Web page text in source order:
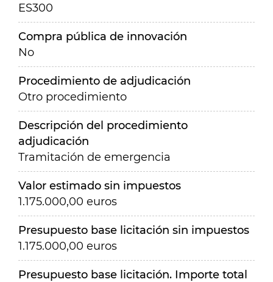
ES300
Compra pública de innovación
No
Procedimiento de adjudicación
Otro procedimiento
Descripción del procedimiento
adjudicación
Tramitación de emergencia
Valor estimado sin impuestos
1.175.000,00 euros
Presupuesto base licitación sin impuestos
1.175.000,00 euros
Presupuesto base licitación. Importe total